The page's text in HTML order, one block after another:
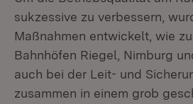
sukzessive zu verbessern,
Maßnahmen entwickelt, wie
Bahnhöfen Riegel, Nimburg
auch bei der Leit- und
zusammen in einem grob